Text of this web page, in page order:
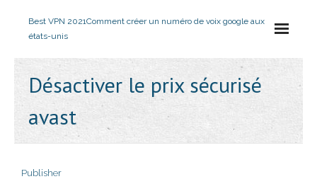
Best VPN 2021Comment créer un numéro de voix google aux
états-unis
Désactiver le prix sécurisé
avast
Publisher